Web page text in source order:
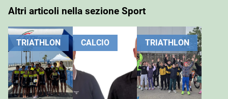
Altri articoli nella sezione Sport
TRIATHLON CALCIO TRIATHLON